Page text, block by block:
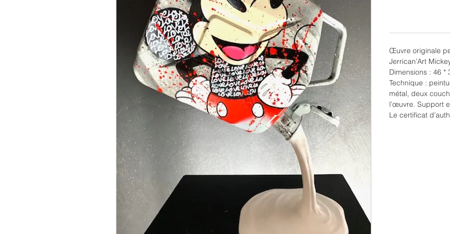
Œuvre originale
Jerrican’Art
Dimensions : 46 *
Technique :
métal, deux
l’œuvre. Support
Le certificat